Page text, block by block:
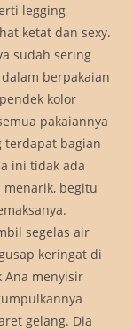
legging-
ketat dan sexy.
sudah sering
berpakaian
kolor
pakaiannya
terdapat bagian
ini tidak ada
begitu
segelas air
keringat di
Ana menyisir
gelang. Dia